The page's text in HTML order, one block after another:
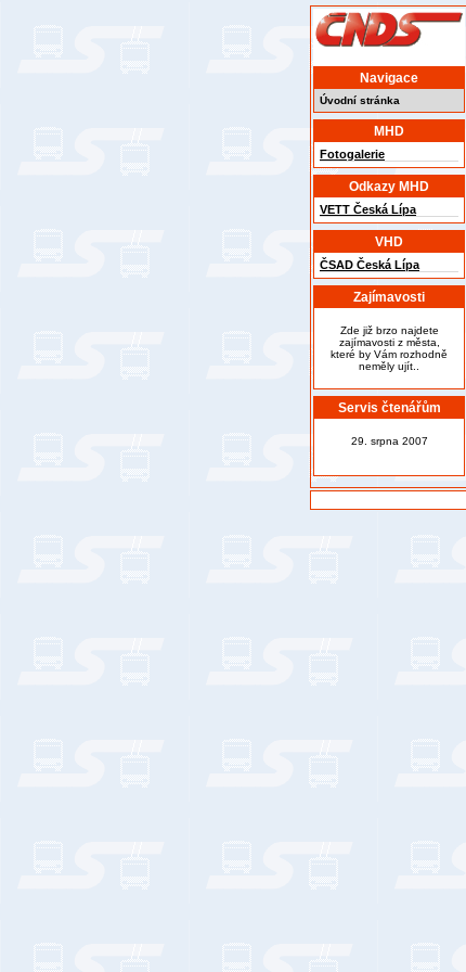
Navigace
Úvodní stránka
MHD
Fotogalerie
Odkazy MHD
VETT Česká Lípa
VHD
ČSAD Česká Lípa
Zajímavosti
Zde již brzo najdete
zajímavosti z města,
které by Vám rozhodně
neměly ujít..
Servis čtenářům
29. srpna 2007